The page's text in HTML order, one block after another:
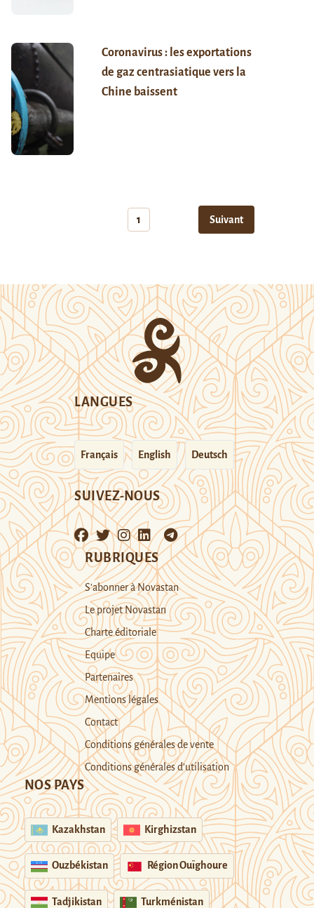
Coronavirus : les exportations
de gaz centrasiatique vers la
Chine baissent
1 Suivant
LANGUES
Français English Deutsch
SUIVEZ-NOUS
RUBRIQUES
S’abonner à Novastan
Le projet Novastan
Charte éditoriale
Equipe
Partenaires
Mentions légales
Contact
Conditions générales de vente
Conditions générales d’utilisation
NOS PAYS
Kazakhstan Kirghizstan
Ouzbékistan Région Ouïghoure
Tadjikistan Turkménistan